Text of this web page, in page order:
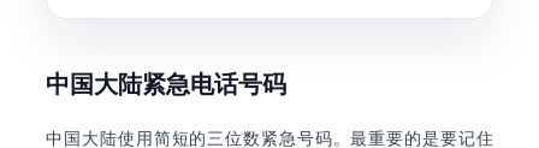
中国大陆紧急电话号码
中国大陆使用简短的三位数紧急号码。最重要的是要记住